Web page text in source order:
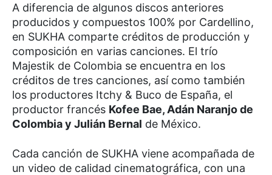
A diferencia de algunos discos anteriores
producidos y compuestos 100% por Cardellino,
en SUKHA comparte créditos de producción y
composición en varias canciones. El trío
Majestik de Colombia se encuentra en los
créditos de tres canciones, así como también
los productores Itchy & Buco de España, el
productor francés Kofee Bae, Adán Naranjo de
Colombia y Julián Bernal de México.
Cada canción de SUKHA viene acompañada de
un video de calidad cinematográfica, con una